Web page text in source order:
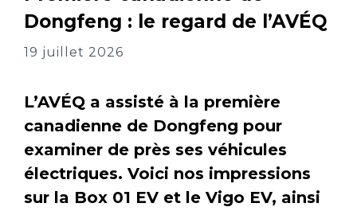
Dongfeng : le regard de l’AVÉQ
19 juillet 2026
L’AVÉQ a assisté à la première
canadienne de Dongfeng pour
examiner de près ses véhicules
électriques. Voici nos impressions
sur la Box 01 EV et le Vigo EV, ainsi